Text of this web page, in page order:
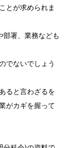
とが求められま
署、業務なども
でないでしょう
ると言わざるを
がカギを握って